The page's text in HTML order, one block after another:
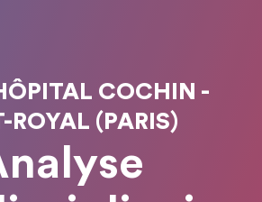
COCHIN -
ROYAL (PARIS)